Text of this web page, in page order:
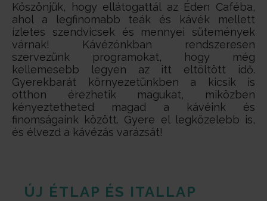
Köszönjük, hogy ellátogattál az Éden Caféba,
ahol a legfinomabb teák és kávék mellett
ízletes szendvicsek és mennyei sütemények
várnak! Kávézónkban rendszeresen
szervezünk programokat, hogy még
kellemesebb legyen az itt eltöltött idő.
Gyerekbarát környezetünkben a kicsik is
otthon érezhetik magukat, miközben
kényeztetheted magad a kávéink és
finomságaink között. Gyere el legközelebb is,
és élvezd a kávézás varázsát!
ÚJ ÉTLAP ÉS ITALLAP